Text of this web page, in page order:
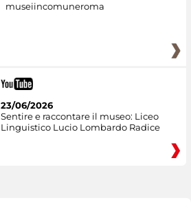
museiincomuneroma
23/06/2026
Sentire e raccontare il museo: Liceo
Linguistico Lucio Lombardo Radice